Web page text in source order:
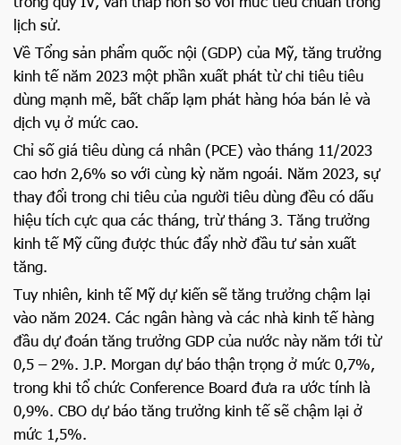
lịch sử.
Về Tổng sản phẩm quốc nội (GDP) của Mỹ, tăng trưởng
kinh tế năm 2023 một phần xuất phát từ chi tiêu tiêu
dùng mạnh mẽ, bất chấp lạm phát hàng hóa bán lẻ và
dịch vụ ở mức cao.
Chỉ số giá tiêu dùng cá nhân (PCE) vào tháng 11/2023
cao hơn 2,6% so với cùng kỳ năm ngoái. Năm 2023, sự
thay đổi trong chi tiêu của người tiêu dùng đều có dấu
hiệu tích cực qua các tháng, trừ tháng 3. Tăng trưởng
kinh tế Mỹ cũng được thúc đẩy nhờ đầu tư sản xuất
tăng.
Tuy nhiên, kinh tế Mỹ dự kiến sẽ tăng trưởng chậm lại
vào năm 2024. Các ngân hàng và các nhà kinh tế hàng
đầu dự đoán tăng trưởng GDP của nước này năm tới từ
0,5 – 2%. J.P. Morgan dự báo thận trọng ở mức 0,7%,
trong khi tổ chức Conference Board đưa ra ước tính là
0,9%. CBO dự báo tăng trưởng kinh tế sẽ chậm lại ở
mức 1,5%.